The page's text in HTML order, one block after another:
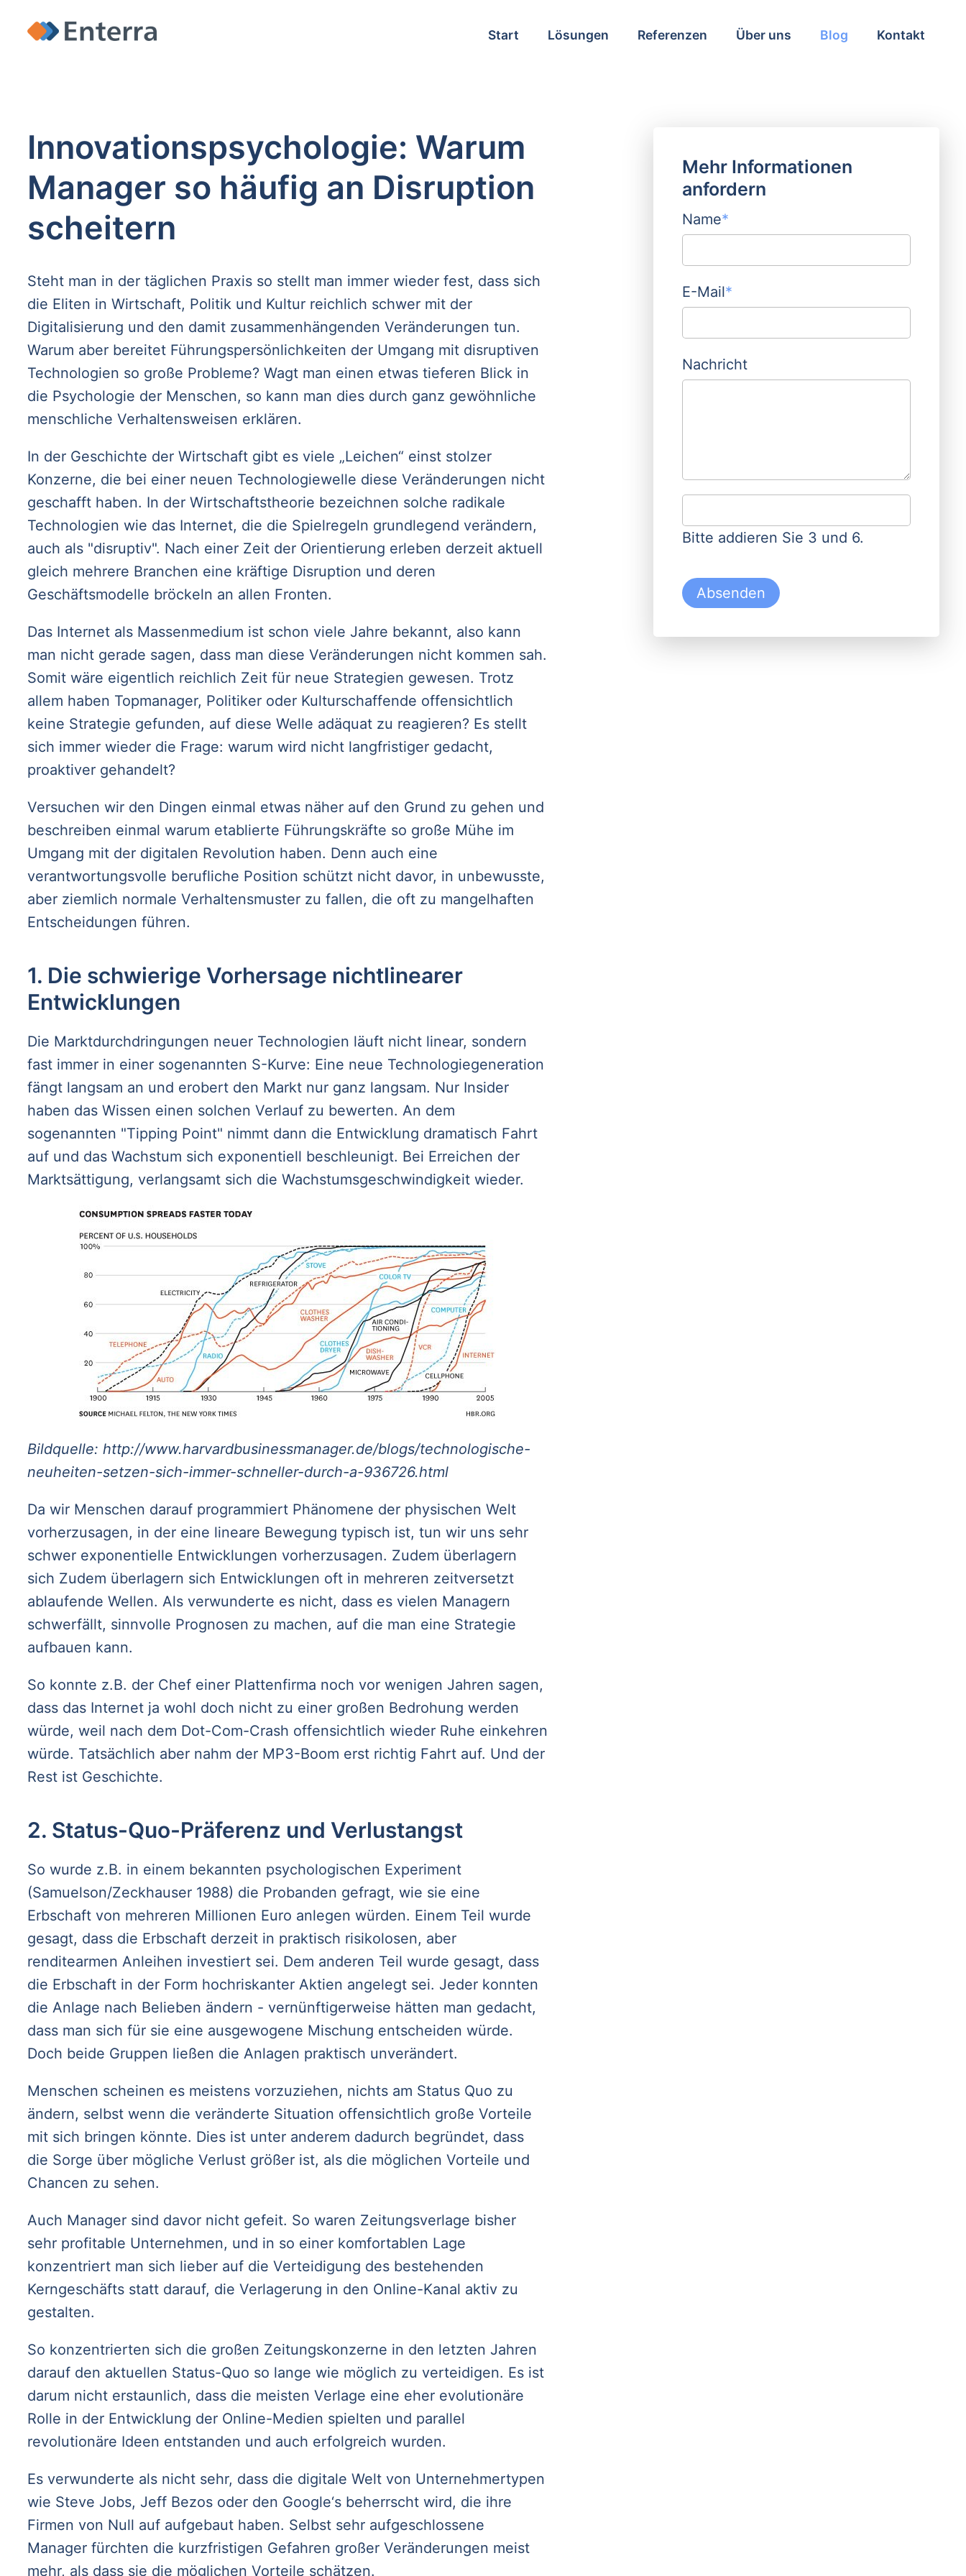
Start Lösungen Referenzen Über uns Blog Kontakt
Innovationspsychologie: Warum
Manager so häufig an Disruption
scheitern
Steht man in der täglichen Praxis so stellt man immer wieder fest, dass sich
die Eliten in Wirtschaft, Politik und Kultur reichlich schwer mit der
Digitalisierung und den damit zusammenhängenden Veränderungen tun.
Warum aber bereitet Führungspersönlichkeiten der Umgang mit disruptiven
Technologien so große Probleme? Wagt man einen etwas tieferen Blick in
die Psychologie der Menschen, so kann man dies durch ganz gewöhnliche
menschliche Verhaltensweisen erklären.
In der Geschichte der Wirtschaft gibt es viele „Leichen“ einst stolzer
Konzerne, die bei einer neuen Technologiewelle diese Veränderungen nicht
geschafft haben. In der Wirtschaftstheorie bezeichnen solche radikale
Technologien wie das Internet, die die Spielregeln grundlegend verändern,
auch als "disruptiv". Nach einer Zeit der Orientierung erleben derzeit aktuell
gleich mehrere Branchen eine kräftige Disruption und deren
Geschäftsmodelle bröckeln an allen Fronten.
Das Internet als Massenmedium ist schon viele Jahre bekannt, also kann
man nicht gerade sagen, dass man diese Veränderungen nicht kommen sah.
Somit wäre eigentlich reichlich Zeit für neue Strategien gewesen. Trotz
allem haben Topmanager, Politiker oder Kulturschaffende offensichtlich
keine Strategie gefunden, auf diese Welle adäquat zu reagieren? Es stellt
sich immer wieder die Frage: warum wird nicht langfristiger gedacht,
proaktiver gehandelt?
Versuchen wir den Dingen einmal etwas näher auf den Grund zu gehen und
beschreiben einmal warum etablierte Führungskräfte so große Mühe im
Umgang mit der digitalen Revolution haben. Denn auch eine
verantwortungsvolle berufliche Position schützt nicht davor, in unbewusste,
aber ziemlich normale Verhaltensmuster zu fallen, die oft zu mangelhaften
Entscheidungen führen.
1. Die schwierige Vorhersage nichtlinearer
Entwicklungen
Die Marktdurchdringungen neuer Technologien läuft nicht linear, sondern
fast immer in einer sogenannten S-Kurve: Eine neue Technologiegeneration
fängt langsam an und erobert den Markt nur ganz langsam. Nur Insider
haben das Wissen einen solchen Verlauf zu bewerten. An dem
sogenannten "Tipping Point" nimmt dann die Entwicklung dramatisch Fahrt
auf und das Wachstum sich exponentiell beschleunigt. Bei Erreichen der
Marktsättigung, verlangsamt sich die Wachstumsgeschwindigkeit wieder.
Bildquelle: http://www.harvardbusinessmanager.de/blogs/technologische-
neuheiten-setzen-sich-immer-schneller-durch-a-936726.html
Da wir Menschen darauf programmiert Phänomene der physischen Welt
vorherzusagen, in der eine lineare Bewegung typisch ist, tun wir uns sehr
schwer exponentielle Entwicklungen vorherzusagen. Zudem überlagern
sich Zudem überlagern sich Entwicklungen oft in mehreren zeitversetzt
ablaufende Wellen. Als verwunderte es nicht, dass es vielen Managern
schwerfällt, sinnvolle Prognosen zu machen, auf die man eine Strategie
aufbauen kann.
So konnte z.B. der Chef einer Plattenfirma noch vor wenigen Jahren sagen,
dass das Internet ja wohl doch nicht zu einer großen Bedrohung werden
würde, weil nach dem Dot-Com-Crash offensichtlich wieder Ruhe einkehren
würde. Tatsächlich aber nahm der MP3-Boom erst richtig Fahrt auf. Und der
Rest ist Geschichte.
2. Status-Quo-Präferenz und Verlustangst
So wurde z.B. in einem bekannten psychologischen Experiment
(Samuelson/Zeckhauser 1988) die Probanden gefragt, wie sie eine
Erbschaft von mehreren Millionen Euro anlegen würden. Einem Teil wurde
gesagt, dass die Erbschaft derzeit in praktisch risikolosen, aber
renditearmen Anleihen investiert sei. Dem anderen Teil wurde gesagt, dass
die Erbschaft in der Form hochriskanter Aktien angelegt sei. Jeder konnten
die Anlage nach Belieben ändern - vernünftigerweise hätten man gedacht,
dass man sich für sie eine ausgewogene Mischung entscheiden würde.
Doch beide Gruppen ließen die Anlagen praktisch unverändert.
Menschen scheinen es meistens vorzuziehen, nichts am Status Quo zu
ändern, selbst wenn die veränderte Situation offensichtlich große Vorteile
mit sich bringen könnte. Dies ist unter anderem dadurch begründet, dass
die Sorge über mögliche Verlust größer ist, als die möglichen Vorteile und
Chancen zu sehen.
Auch Manager sind davor nicht gefeit. So waren Zeitungsverlage bisher
sehr profitable Unternehmen, und in so einer komfortablen Lage
konzentriert man sich lieber auf die Verteidigung des bestehenden
Kerngeschäfts statt darauf, die Verlagerung in den Online-Kanal aktiv zu
gestalten.
So konzentrierten sich die großen Zeitungskonzerne in den letzten Jahren
darauf den aktuellen Status-Quo so lange wie möglich zu verteidigen. Es ist
darum nicht erstaunlich, dass die meisten Verlage eine eher evolutionäre
Rolle in der Entwicklung der Online-Medien spielten und parallel
revolutionäre Ideen entstanden und auch erfolgreich wurden.
Es verwunderte als nicht sehr, dass die digitale Welt von Unternehmertypen
wie Steve Jobs, Jeff Bezos oder den Google‘s beherrscht wird, die ihre
Firmen von Null auf aufgebaut haben. Selbst sehr aufgeschlossene
Manager fürchten die kurzfristigen Gefahren großer Veränderungen meist
mehr, als dass sie die möglichen Vorteile schätzen.
Mehr Informationen
anfordern
Name*
E-Mail*
Nachricht
Bitte addieren Sie 3 und 6.
Absenden